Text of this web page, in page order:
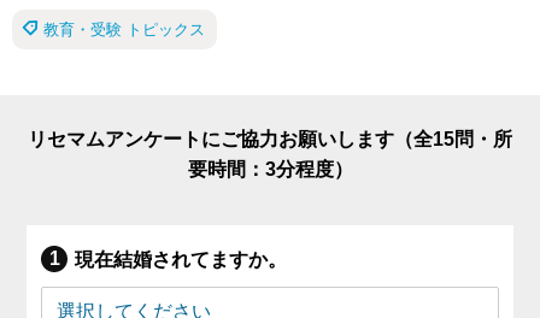
教育・受験 トピックス
リセマムアンケートにご協力お願いします（全15問・所
要時間：3分程度）
現在結婚されてますか。